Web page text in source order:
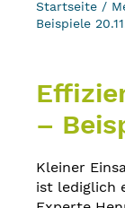
Startseite /
Beispiele
–
Kleiner
ist lediglich